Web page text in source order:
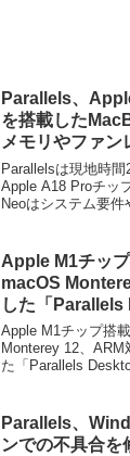
Parallels、
を搭載した
メモリやファン
限からParallels
Windows仮想
向かず、今後検
Parallelsは現地時間
Apple A18 Proチッ
Neoはシステム要件
不明で、できたと
マシンの構築には
しています。
Apple M1チッ
macOS
した「
Retail Box」が
Apple M1チップ搭
Monterey 12、
た「Parallels
Parallels、
ンでの不具合